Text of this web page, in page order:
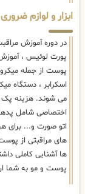
ابزار و لوازم
در دوره آموزش
پورت لوئیس ،
پوست از جمله
اسکرابر ، دستگاه
می شوند. هزینه پک
اختصاصی شامل
اتو صورت و... برای
های مراقبتی از پوست
ها آشنایی کاملی
پوست و مو به شما